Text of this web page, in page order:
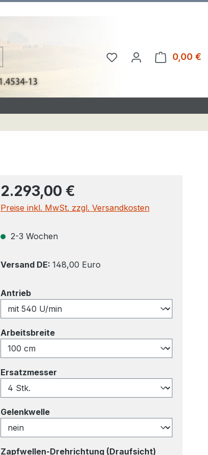
Du hast 0 Produkte
0,00 €
2.293,00 €
Preise inkl. MwSt. zzgl. Versandkosten
2-3 Wochen
Versand DE: 148,00 Euro
Antriebauswählen
Arbeitsbreiteauswählen
Ersatzmesserauswählen
Gelenkwelleauswählen
Zapfwellen-Drehrichtung (Draufsicht)auswählen